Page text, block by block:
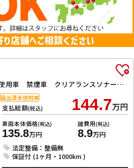
ハイブリッドG 届出済未使用車 禁煙車 クリアランスソナー オートクルーズコントロール レーンアシスト 衝突被害軽減システム オートライト スマートキー アイドリングストップ 電動格納ミラー シートヒーター
支払総額(税込) 144.7万円
車両本体価格(税込)
135.8万円
諸費用(税込)
8.9万円
法定整備：整備無
保証付 (1ヶ月・1000km )
届出済未使用車